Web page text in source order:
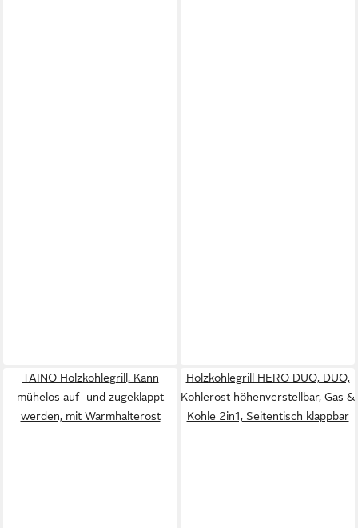
TAINO Holzkohlegrill, Kann
mühelos auf- und zugeklappt
werden, mit Warmhalterost
Holzkohlegrill HERO DUO, DUO,
Kohlerost höhenverstellbar, Gas &
Kohle 2in1, Seitentisch klappbar